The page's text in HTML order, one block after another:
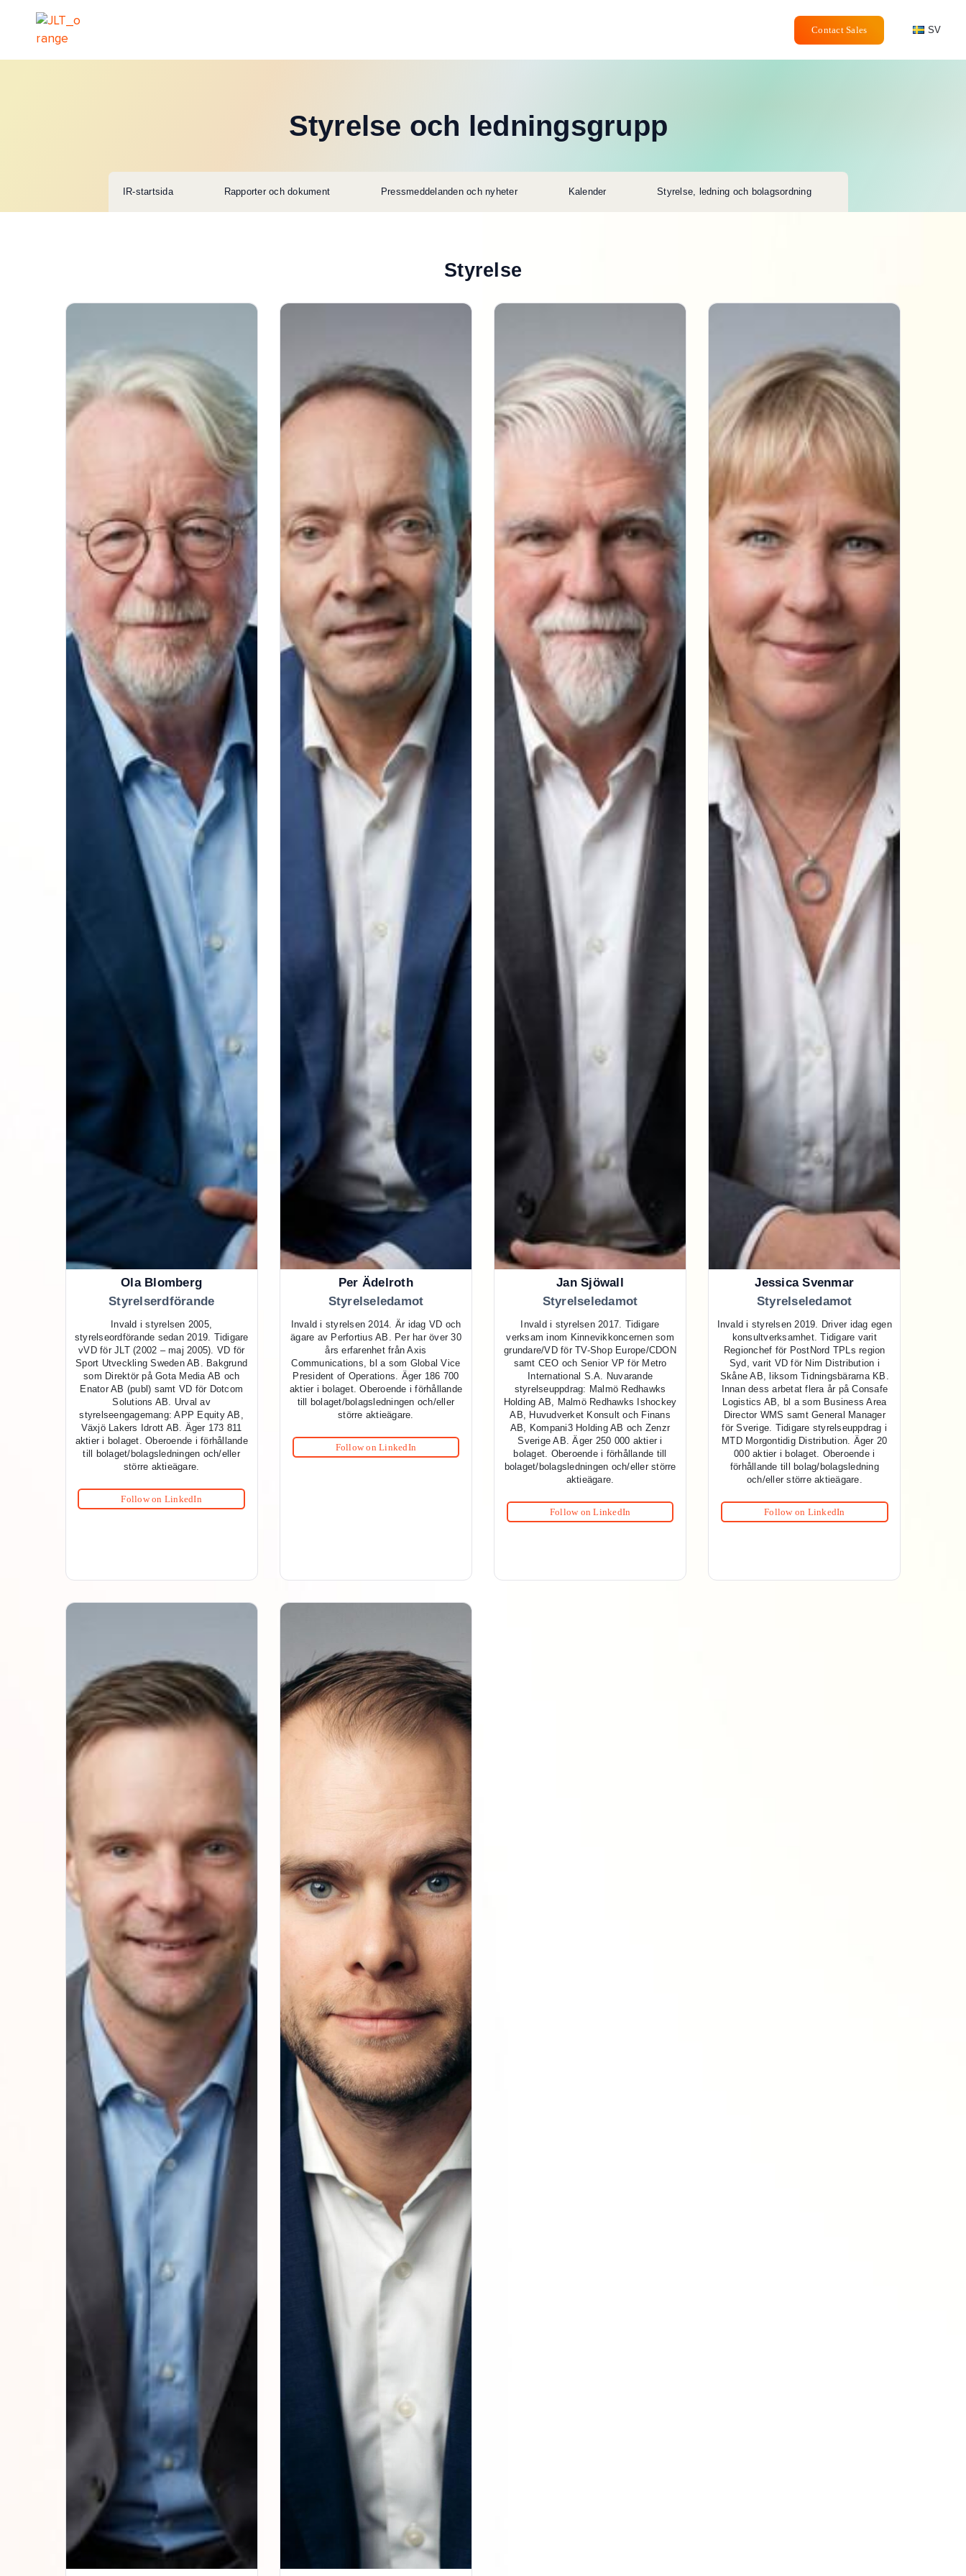
Contact Sales SV
Styrelse och ledningsgrupp
IR-startsida Rapporter och dokument Pressmeddelanden och nyheter Kalender Styrelse, ledning och bolagsordning
Styrelse
Ola Blomberg
Styrelserdförande
Invald i styrelsen 2005,
styrelseordförande sedan 2019. Tidigare
vVD för JLT (2002 – maj 2005). VD för
Sport Utveckling Sweden AB. Bakgrund
som Direktör på Gota Media AB och
Enator AB (publ) samt VD för Dotcom
Solutions AB. Urval av
styrelseengagemang: APP Equity AB,
Växjö Lakers Idrott AB. Äger 173 811
aktier i bolaget. Oberoende i förhållande
till bolaget/bolagsledningen och/eller
större aktieägare.
Follow on LinkedIn
Per Ädelroth
Styrelseledamot
Invald i styrelsen 2014. Är idag VD och
ägare av Perfortius AB. Per har över 30
års erfarenhet från Axis
Communications, bl a som Global Vice
President of Operations. Äger 186 700
aktier i bolaget. Oberoende i förhållande
till bolaget/bolagsledningen och/eller
större aktieägare.
Follow on LinkedIn
Jan Sjöwall
Styrelseledamot
Invald i styrelsen 2017. Tidigare
verksam inom Kinnevikkoncernen som
grundare/VD för TV-Shop Europe/CDON
samt CEO och Senior VP för Metro
International S.A. Nuvarande
styrelseuppdrag: Malmö Redhawks
Holding AB, Malmö Redhawks Ishockey
AB, Huvudverket Konsult och Finans
AB, Kompani3 Holding AB och Zenzr
Sverige AB. Äger 250 000 aktier i
bolaget. Oberoende i förhållande till
bolaget/bolagsledningen och/eller större
aktieägare.
Follow on LinkedIn
Jessica Svenmar
Styrelseledamot
Invald i styrelsen 2019. Driver idag egen
konsultverksamhet. Tidigare varit
Regionchef för PostNord TPLs region
Syd, varit VD för Nim Distribution i
Skåne AB, liksom Tidningsbärarna KB.
Innan dess arbetat flera år på Consafe
Logistics AB, bl a som Business Area
Director WMS samt General Manager
för Sverige. Tidigare styrelseuppdrag i
MTD Morgontidig Distribution. Äger 20
000 aktier i bolaget. Oberoende i
förhållande till bolag/bolagsledning
och/eller större aktieägare.
Follow on LinkedIn